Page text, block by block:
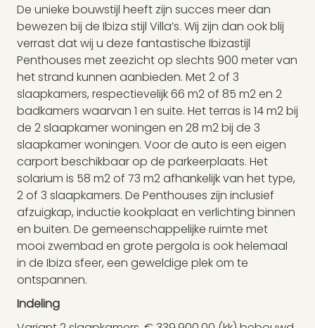
De unieke bouwstijl heeft zijn succes meer dan
bewezen bij de Ibiza stijl Villa’s. Wij zijn dan ook blij
verrast dat wij u deze fantastische Ibizastijl
Penthouses met zeezicht op slechts 900 meter van
het strand kunnen aanbieden. Met 2 of 3
slaapkamers, respectievelijk 66 m2 of 85 m2 en 2
badkamers waarvan 1 en suite. Het terras is 14 m2 bij
de 2 slaapkamer woningen en 28 m2 bij de 3
slaapkamer woningen. Voor de auto is een eigen
carport beschikbaar op de parkeerplaats. Het
solarium is 58 m2 of 73 m2 afhankelijk van het type,
2 of 3 slaapkamers. De Penthouses zijn inclusief
afzuigkap, inductie kookplaat en verlichting binnen
en buiten. De gemeenschappelijke ruimte met
mooi zwembad en grote pergola is ook helemaal
in de Ibiza sfeer, een geweldige plek om te
ontspannen.
Indeling